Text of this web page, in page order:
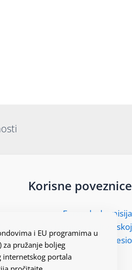
Korisne poveznice
Europska komisija
Europske komisije u Hrvatskoj
Kohesio
i EU programima u
za pružanje boljeg
internetskog portala